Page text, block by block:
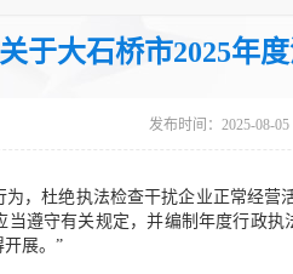
关于大石桥市2025年
发布时间：2025-08-05
，杜绝执法检查干扰企业正常经
当遵守有关规定，并编制年度行政
展。”